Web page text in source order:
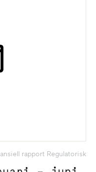
rapport Regulatorisk